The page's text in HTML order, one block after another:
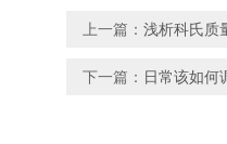
上一篇： 浅析科氏质
下一篇： 日常该如何